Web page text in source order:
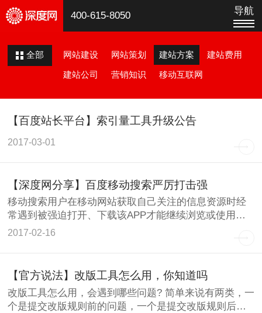
400-615-8050 导航
全部 网站建设 网站策划 建站方案 建站费用
建站公司 营销知识 移动互联网
【百度站长平台】索引量工具升级公告
2017-03-01
【深度网分享】百度移动搜索严厉打击强
移动搜索用户在移动网站获取自己关注的信息资源时经
常遇到被强迫打开、下载该APP才能继续浏览或使用，
但这些APP
2017-02-16
【官方说法】改版工具怎么用，你知道吗
改版工具怎么用，会遇到哪些问题? 简单来说有两类，一
个是提交改版规则前的问题，一个是提交改版规则后的